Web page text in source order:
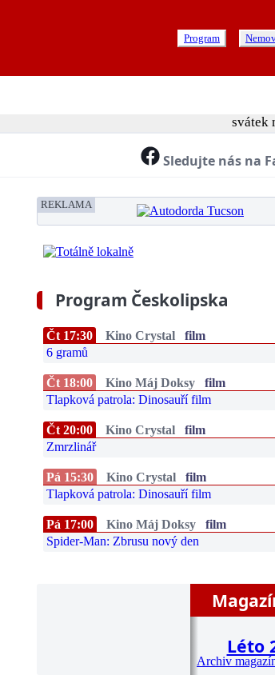
Program
svátek
Sledujte nás na
REKLAMA
Program Českolipska
Čt 17:30 Kino Crystal
film
6 gramů
Čt 18:00 Kino Máj Doksy
film
Tlapková patrola: Dinosauří film
Čt 20:00 Kino Crystal
film
Zmrzlinář
Pá 15:30 Kino Crystal
film
Tlapková patrola: Dinosauří film
Pá 17:00 Kino Máj Doksy
film
Spider-Man: Zbrusu nový den
Léto
Archiv